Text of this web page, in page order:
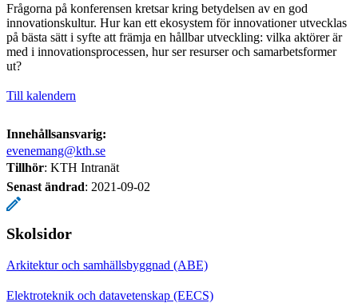
Frågorna på konferensen kretsar kring betydelsen av en god
innovationskultur. Hur kan ett ekosystem för innovationer utvecklas
på bästa sätt i syfte att främja en hållbar utveckling: vilka aktörer är
med i innovationsprocessen, hur ser resurser och samarbetsformer
ut?
Till kalendern
Innehållsansvarig:
evenemang@kth.se
Tillhör: KTH Intranät
Senast ändrad: 2021-09-02
Skolsidor
Arkitektur och samhällsbyggnad (ABE)
Elektroteknik och datavetenskap (EECS)